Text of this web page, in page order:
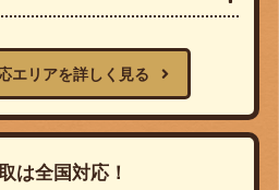
エリアを詳しく見る
は全国対応！